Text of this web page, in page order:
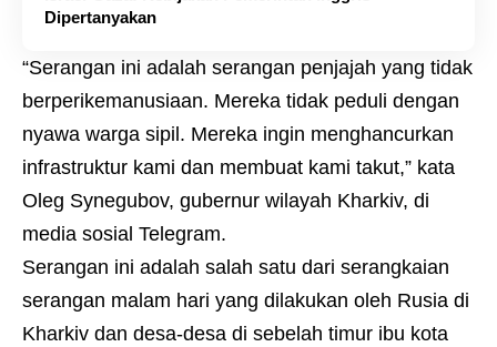
Dipertanyakan
“Serangan ini adalah serangan penjajah yang tidak
berperikemanusiaan. Mereka tidak peduli dengan
nyawa warga sipil. Mereka ingin menghancurkan
infrastruktur kami dan membuat kami takut,” kata
Oleg Synegubov, gubernur wilayah Kharkiv, di
media sosial Telegram.
Serangan ini adalah salah satu dari serangkaian
serangan malam hari yang dilakukan oleh Rusia di
Kharkiv dan desa-desa di sebelah timur ibu kota